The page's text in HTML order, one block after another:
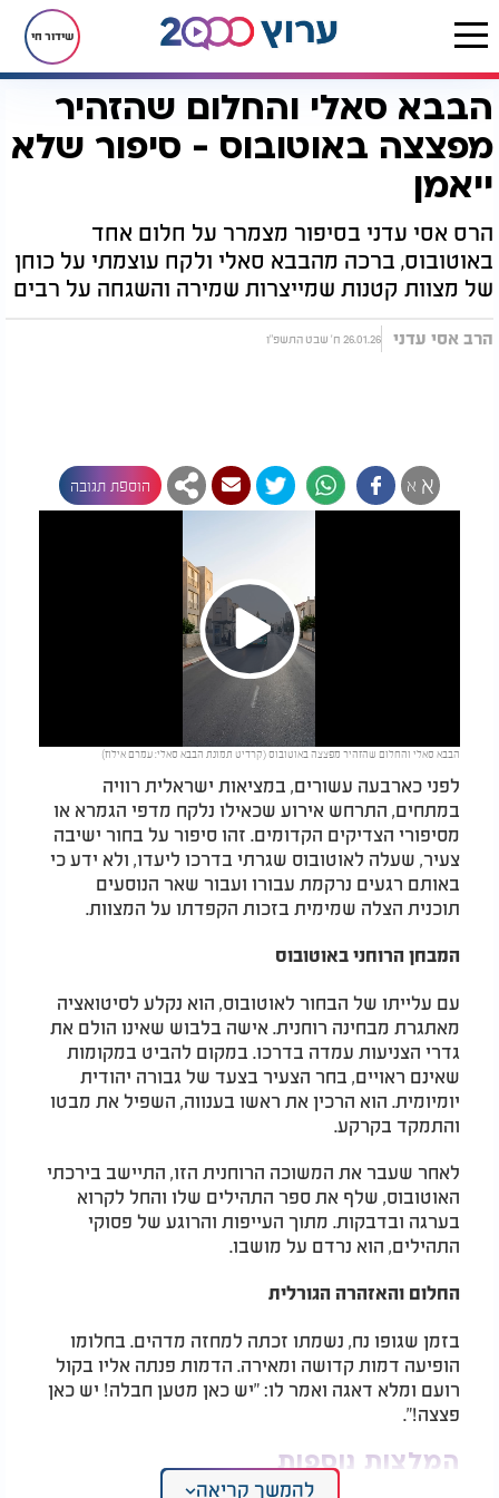
שידור חי
דף הבית יהדות גדולי ישראל הבבא סאלי והחלום שהזהיר מפצצה באוטובוס - סיפור שלא ייאמן
הבבא סאלי והחלום שהזהיר
מפצצה באוטובוס - סיפור שלא
ייאמן
הרס אסי עדני בסיפור מצמרר על חלום אחד
באוטובוס, ברכה מהבבא סאלי ולקח עוצמתי על כוחן
של מצוות קטנות שמייצרות שמירה והשגחה על רבים
הרב אסי עדני 26.01.26 ח' שבט התשפ"ו
א א הוספת תגובה
Play
Video
הבבא סאלי והחלום שהזהיר מפצצה באוטובוס (קרדיט תמונת הבבא סאלי: עמרם אילוז)
לפני כארבעה עשורים, במציאות ישראלית רוויה
במתחים, התרחש אירוע שכאילו נלקח מדפי הגמרא או
מסיפורי הצדיקים הקדומים. זהו סיפור על בחור ישיבה
צעיר, שעלה לאוטובוס שגרתי בדרכו ליעדו, ולא ידע כי
באותם רגעים נרקמת עבורו ועבור שאר הנוסעים
תוכנית הצלה שמימית בזכות הקפדתו על המצוות.
המבחן הרוחני באוטובוס
עם עלייתו של הבחור לאוטובוס, הוא נקלע לסיטואציה
מאתגרת מבחינה רוחנית. אישה בלבוש שאינו הולם את
גדרי הצניעות עמדה בדרכו. במקום להביט במקומות
שאינם ראויים, בחר הצעיר בצעד של גבורה יהודית
יומיומית. הוא הרכין את ראשו בענווה, השפיל את מבטו
והתמקד בקרקע.
לאחר שעבר את המשוכה הרוחנית הזו, התיישב בירכתי
האוטובוס, שלף את ספר התהילים שלו והחל לקרוא
בערגה ובדבקות. מתוך העייפות והרוגע של פסוקי
התהילים, הוא נרדם על מושבו.
החלום והאזהרה הגורלית
בזמן שגופו נח, נשמתו זכתה למחזה מדהים. בחלומו
הופיעה דמות קדושה ומאירה. הדמות פנתה אליו בקול
רועם ומלא דאגה ואמר לו: "יש כאן מטען חבלה! יש כאן
פצצה!".
המלצות נוספות
להמשך קריאה